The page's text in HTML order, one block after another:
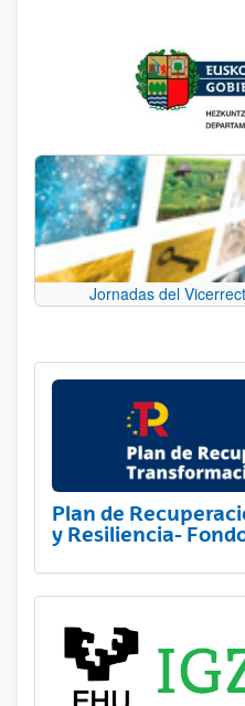
Jornadas del
Plan de
y Resiliencia-